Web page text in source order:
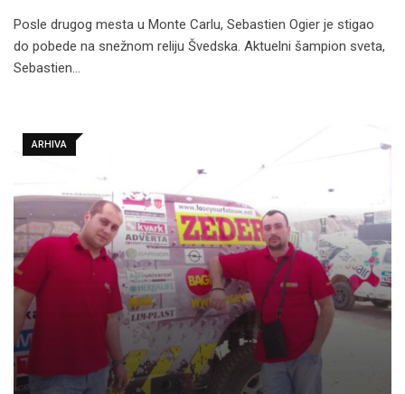
Posle drugog mesta u Monte Carlu, Sebastien Ogier je stigao
do pobede na snežnom reliju Švedska. Aktuelni šampion sveta,
Sebastien…
ARHIVA